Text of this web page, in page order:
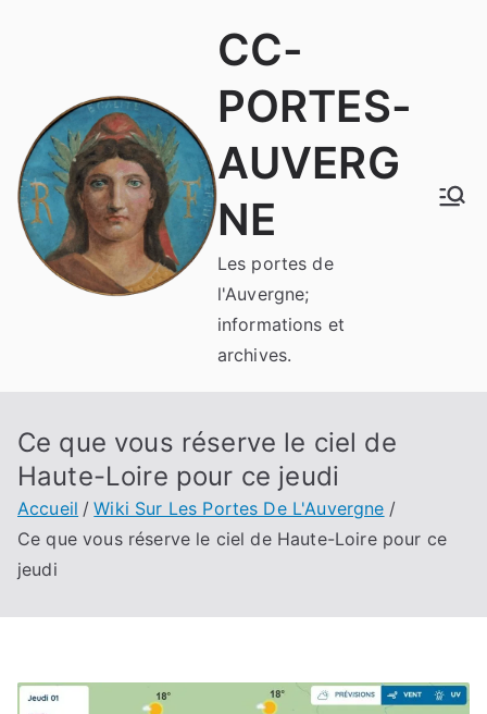
CC-
PORTES-
AUVERG
NE
Les portes de
l'Auvergne;
informations et
archives.
Ce que vous réserve le ciel de
Haute-Loire pour ce jeudi
Accueil
Wiki Sur Les Portes De L'Auvergne
Ce que vous réserve le ciel de Haute-Loire pour ce
jeudi